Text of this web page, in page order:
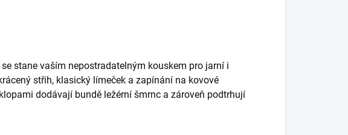
stane vaším nepostradatelným kouskem pro jarní i
střih, klasický límeček a zapínání na kovové
dodávají bundě ležérní šmrnc a zároveň podtrhují